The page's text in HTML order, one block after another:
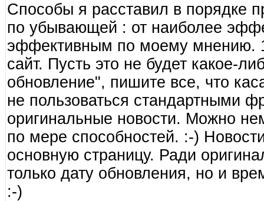
Способы я расставил в порядке
по убывающей : от наиболее
эффективным по моему мнению.
сайт. Пусть это не будет какое-
обновление", пишите все, что
не пользоваться стандартными
оригинальные новости. Можно
по мере способностей. :-)
основную страницу. Ради
только дату обновления, но и
:-)